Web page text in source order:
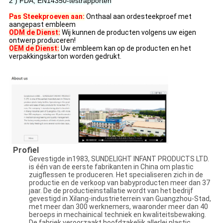
Pas Steekproeven aan: Onthaal aan ordesteekproef met
aangepast embleem
ODM de Dienst: Wij kunnen de producten volgens uw eigen
ontwerp produceren!
OEM de Dienst: Uw embleem kan op de producten en het
verpakkingskarton worden gedrukt.
Profiel
Gevestigde in1983, SUNDELIGHT INFANT PRODUCTS LTD.
is één van de eerste fabrikanten in China om plastic
zuigflessen te produceren. Het specialiseren zich in de
productie en de verkoop van babyproducten meer dan 37
jaar. De de productieinstallatie wordt van het bedrijf
gevestigd in Xilang-industrieterrein van Guangzhou-Stad,
met meer dan 300 werknemers, waaronder meer dan 40
beroeps in mechainical techniek en kwaliteitsbewaking.